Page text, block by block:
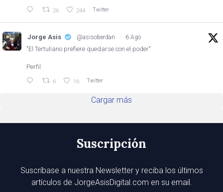
26 244 Twitter
Jorge Asis @asisoberdan · 6 Ago
"El Tertuliano prefiere quedarse con el poder"
Perfil
6 16 Twitter
Cargar más
Suscripción
Suscríbase a nuestra Newsletter y reciba los últimos
artículos de JorgeAsisDigital.com en su email.